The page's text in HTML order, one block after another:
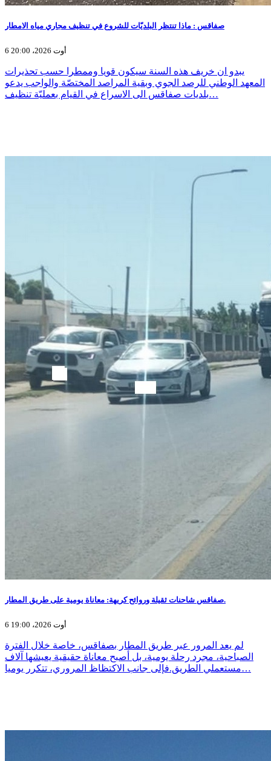
صفاقس : ماذا تنتظر البلديّات للشروع في تنظيف مجاري مياه الامطار
6 أوت 2026، 20:00
يبدو ان خريف هذه السنة سيكون قويا وممطرا حسب تحذيرات
المعهد الوطني للرصد الجوي وبقية المراصد المختصّة والواجب يدعو
بلديات صفاقس الى الاسراع في القيام بعمليّة تنظيف…
صفاقس شاحنات ثقيلة وروائح كريهة: معاناة يومية على طريق المطار.
6 أوت 2026، 19:00
لم يعد المرور عبر طريق المطار بصفاقس، خاصة خلال الفترة
الصباحية، مجرد رحلة يومية، بل أصبح معاناة حقيقية يعيشها آلاف
مستعملي الطريق.فإلى جانب الاكتظاظ المروري، تتكرر يوميا…